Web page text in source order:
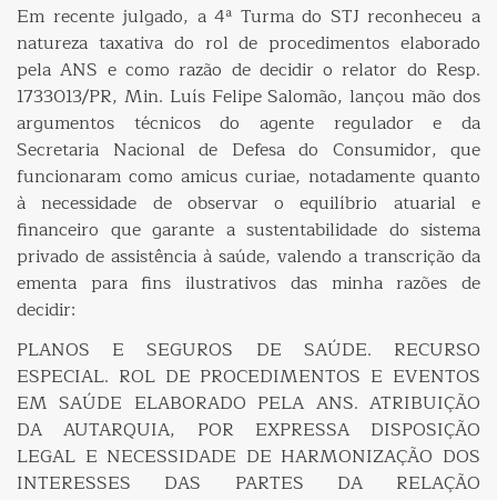
Em recente julgado, a 4ª Turma do STJ reconheceu a
natureza taxativa do rol de procedimentos elaborado
pela ANS e como razão de decidir o relator do Resp.
1733013/PR, Min. Luís Felipe Salomão, lançou mão dos
argumentos técnicos do agente regulador e da
Secretaria Nacional de Defesa do Consumidor, que
funcionaram como amicus curiae, notadamente quanto
à necessidade de observar o equilíbrio atuarial e
financeiro que garante a sustentabilidade do sistema
privado de assistência à saúde, valendo a transcrição da
ementa para fins ilustrativos das minha razões de
decidir:
PLANOS E SEGUROS DE SAÚDE. RECURSO
ESPECIAL. ROL DE PROCEDIMENTOS E EVENTOS
EM SAÚDE ELABORADO PELA ANS. ATRIBUIÇÃO
DA AUTARQUIA, POR EXPRESSA DISPOSIÇÃO
LEGAL E NECESSIDADE DE HARMONIZAÇÃO DOS
INTERESSES DAS PARTES DA RELAÇÃO